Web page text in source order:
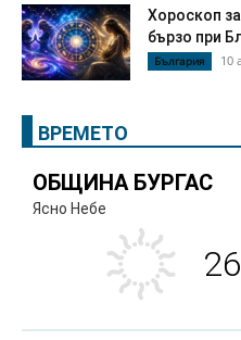
Хороскоп
бързо при
България 10
ВРЕМЕТО
ОБЩИНА БУРГАС
Ясно Небе